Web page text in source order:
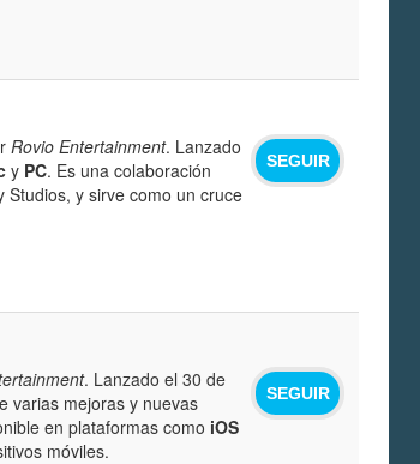
SEGUIR
Rovio Entertainment. Lanzado
y PC. Es una colaboración
Studios, y sirve como un cruce
SEGUIR
. Lanzado el 30 de
varias mejoras y nuevas
en plataformas como iOS
móviles.